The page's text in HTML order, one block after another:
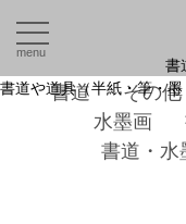
menu
書
書道や道具（半紙・筆・
書道 その他
水墨画
書道・水